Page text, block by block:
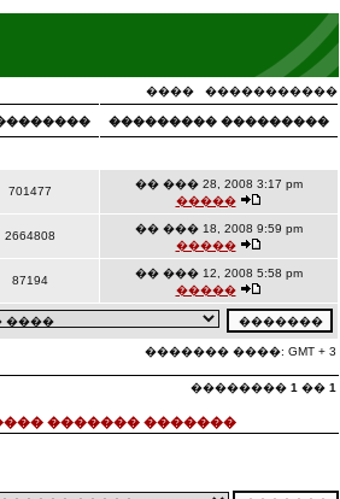
���� �����������
��������� ���������
701477
�� ��� 28, 2008 3:17 pm
�����
2664808
�� ��� 18, 2008 9:59 pm
�����
87194
�� ��� 12, 2008 5:58 pm
�����
������� ����: GMT + 3
�������� 1 �� 1
������� �������